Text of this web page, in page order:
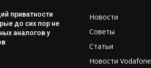
приватности
до сих пор не
аналогов у
Новости
Советы
Статьи
Новости Vodafone